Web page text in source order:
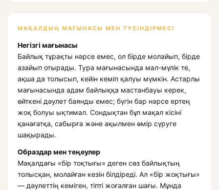
МАҚАЛДЫҢ МАҒЫНАСЫ МЕН ТҮСІНДІРМЕСІ
Негізгі мағынасы
Байлық тұрақты нәрсе емес, ол бірде молайып, бірде
азайып отырады. Тура мағынасында мал-мүлік те,
ақша да толысып, кейін кеміп қалуы мүмкін. Астарлы
мағынасында адам байлыққа мастанбауы керек,
өйткені дәулет баянды емес; бүгін бар нәрсе ертең
жоқ болуы ықтимал. Сондықтан бұл мақал кісіні
қанағатқа, сабырға және ақылмен өмір сүруге
шақырады.
Образдар мен теңеулер
Мақалдағы «бір тоқтығы» деген сөз байлықтың
толысқан, молайған кезін білдіреді. Ал «бір жоқтығы»
— дәулеттің кеміген, тіпті жоғалған шағы. Мұнда